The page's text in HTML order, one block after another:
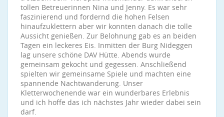
tollen Betreuerinnen Nina und Jenny. Es war sehr
faszinierend und fordernd die hohen Felsen
hinaufzuklettern aber wir konnten danach die tolle
Aussicht genießen. Zur Belohnung gab es an beiden
Tagen ein leckeres Eis. Inmitten der Burg Nideggen
lag unsere schöne DAV Hütte. Abends wurde
gemeinsam gekocht und gegessen. Anschließend
spielten wir gemeinsame Spiele und machten eine
spannende Nachtwanderung. Unser
Kletterwochenende war ein wunderbares Erlebnis
und ich hoffe das ich nächstes Jahr wieder dabei sein
darf.